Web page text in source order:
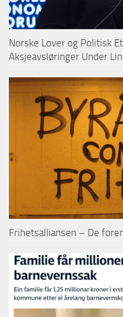
Norske Lover og Politisk
Aksjeavsløringer Under
Frihetsalliansen – De